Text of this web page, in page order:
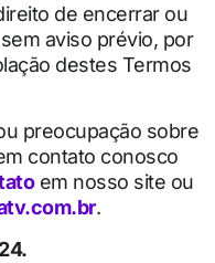
de encerrar ou
aviso prévio, por
destes Termos
preocupação sobre
contato conosco
em nosso site ou
.